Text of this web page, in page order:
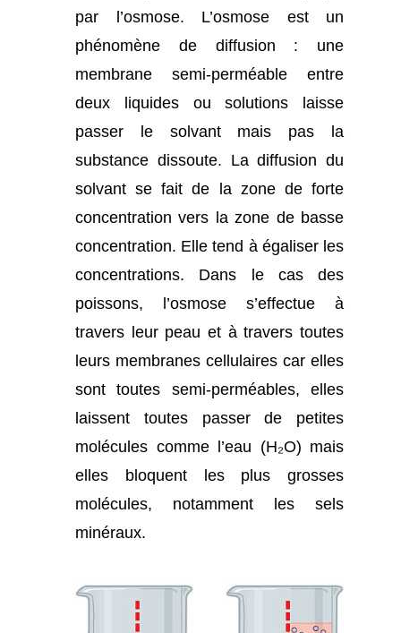
par l’osmose. L’osmose est un
phénomène de diffusion : une
membrane semi-perméable entre
deux liquides ou solutions laisse
passer le solvant mais pas la
substance dissoute. La diffusion du
solvant se fait de la zone de forte
concentration vers la zone de basse
concentration. Elle tend à égaliser les
concentrations. Dans le cas des
poissons, l’osmose s’effectue à
travers leur peau et à travers toutes
leurs membranes cellulaires car elles
sont toutes semi-perméables, elles
laissent toutes passer de petites
molécules comme l’eau (H₂O) mais
elles bloquent les plus grosses
molécules, notamment les sels
minéraux.